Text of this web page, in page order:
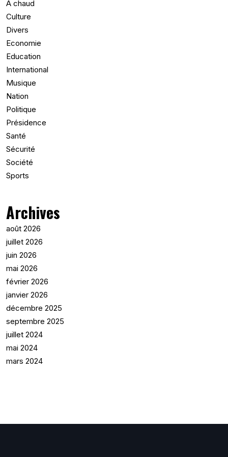
A chaud
Culture
Divers
Economie
Education
International
Musique
Nation
Politique
Présidence
Santé
Sécurité
Société
Sports
Archives
août 2026
juillet 2026
juin 2026
mai 2026
février 2026
janvier 2026
décembre 2025
septembre 2025
juillet 2024
mai 2024
mars 2024